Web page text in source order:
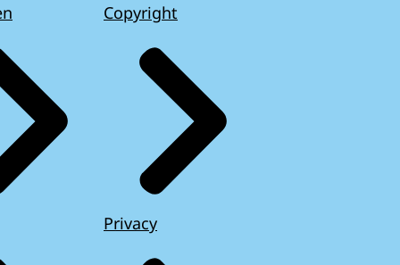
Copyright
Privacy